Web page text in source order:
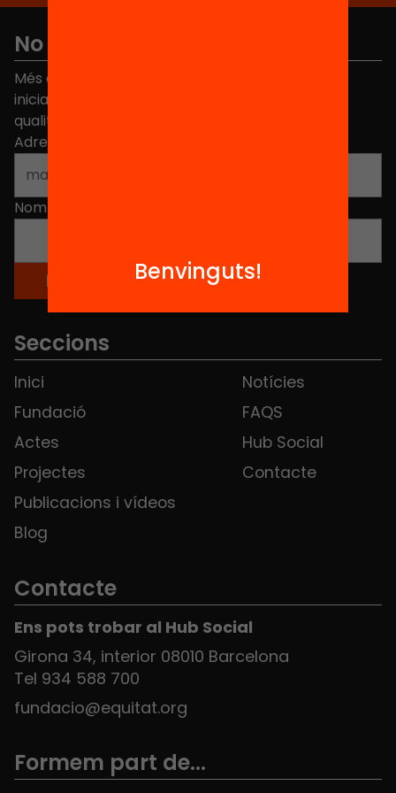
No et perdis res
Més de 40.000 persones ja han triat Equitat. Rep
iniciatives, propostes i projectes per millorar la
qualitat de l'educació a Catalunya.
Adreça electrònica
Nom
Seccions
Inici
Fundació
Actes
Projectes
Publicacions i vídeos
Blog
Notícies
FAQS
Hub Social
Contacte
Contacte
Ens pots trobar al Hub Social
Girona 34, interior 08010 Barcelona
Tel 934 588 700
fundacio@equitat.org
Formem part de...
Benvinguts!